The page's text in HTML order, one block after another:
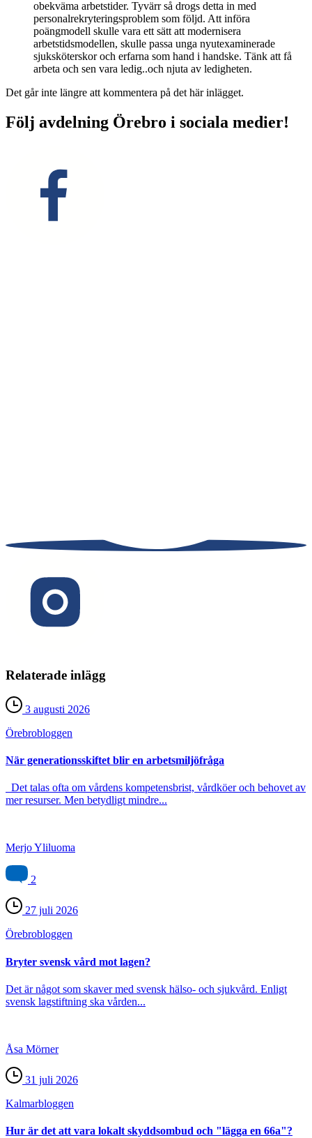
obekväma arbetstider. Tyvärr så drogs detta in med
personalrekryteringsproblem som följd. Att införa
poängmodell skulle vara ett sätt att modernisera
arbetstidsmodellen, skulle passa unga nyutexaminerade
sjuksköterskor och erfarna som hand i handske. Tänk att få
arbeta och sen vara ledig..och njuta av ledigheten.
Det går inte längre att kommentera på det här inlägget.
Följ avdelning Örebro i sociala medier!
Relaterade inlägg
3 augusti 2026
Örebro­bloggen
När generationsskiftet blir en arbetsmiljöfråga
Det talas ofta om vårdens kompetensbrist, vårdköer och behovet av
mer resurser. Men betydligt mindre...
Merjo Yliluoma
2
27 juli 2026
Örebro­bloggen
Bryter svensk vård mot lagen?
Det är något som skaver med svensk hälso- och sjukvård. Enligt
svensk lagstiftning ska vården...
Åsa Mörner
31 juli 2026
Kalmar­bloggen
Hur är det att vara lokalt skyddsombud och "lägga en 66a"?